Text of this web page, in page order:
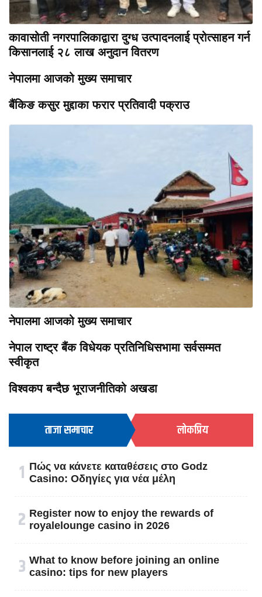
कावासोती नगरपालिकाद्वारा दुग्ध उत्पादनलाई प्रोत्साहन गर्न
किसानलाई २८ लाख अनुदान वितरण
नेपालमा आजको मुख्य समाचार
बैंकिङ कसुर मुद्दाका फरार प्रतिवादी पक्राउ
नेपालमा आजको मुख्य समाचार
नेपाल राष्ट्र बैंक विधेयक प्रतिनिधिसभामा सर्वसम्मत
स्वीकृत
विश्वकप बन्दैछ भूराजनीतिको अखडा
ताजा समाचार लोकप्रिय
१ Πώς να κάνετε καταθέσεις στο Godz
Casino: Οδηγίες για νέα μέλη
२ Register now to enjoy the rewards of
royalelounge casino in 2026
३ What to know before joining an online
casino: tips for new players